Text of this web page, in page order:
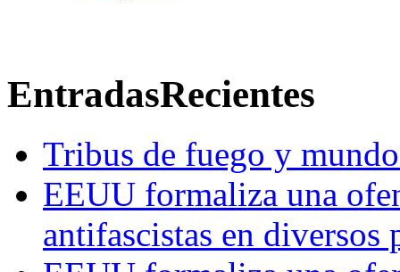
EntradasRecientes
Tribus de fuego y
EEUU formaliza una
antifascistas en